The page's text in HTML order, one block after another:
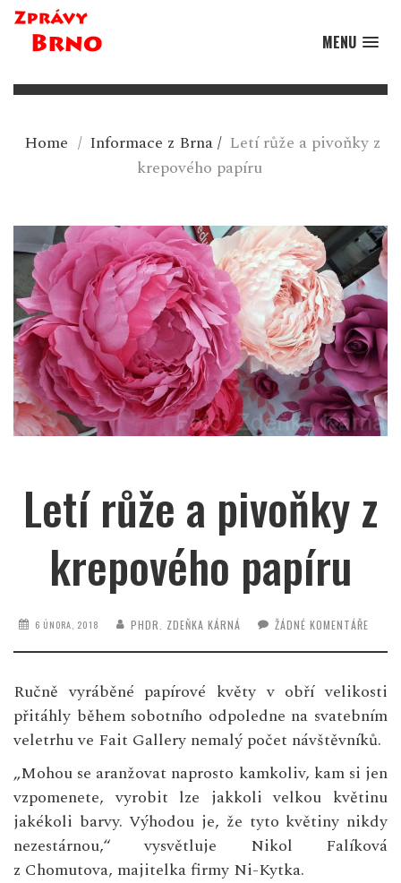
MENU
Home / Informace z Brna/ Letí růže a pivoňky z
krepového papíru
Letí růže a pivoňky z
krepového papíru
6 ÚNORA, 2018 PHDR. ZDEŇKA KÁRNÁ ŽÁDNÉ KOMENTÁŘE
Ručně vyráběné papírové květy v obří velikosti
přitáhly během sobotního odpoledne na svatebním
veletrhu ve Fait Gallery nemalý počet návštěvníků.
„Mohou se aranžovat naprosto kamkoliv, kam si jen
vzpomenete, vyrobit lze jakkoli velkou květinu
jakékoli barvy. Výhodou je, že tyto květiny nikdy
nezestárnou,“ vysvětluje Nikol Falíková
z Chomutova, majitelka firmy Ni-Kytka.